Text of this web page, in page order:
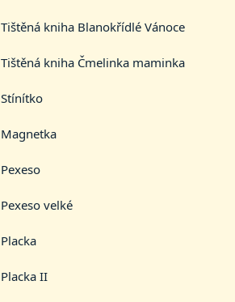
Tištěná kniha Blanokřídlé Vánoce
Tištěná kniha Čmelinka maminka
Stínítko
Magnetka
Pexeso
Pexeso velké
Placka
Placka II